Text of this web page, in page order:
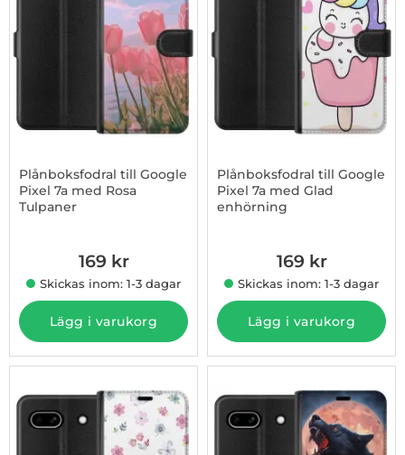
Plånboksfodral till Google
Pixel 7a med Rosa
Tulpaner
169 kr
Skickas inom: 1-3 dagar
Lägg i varukorg
Plånboksfodral till Google
Pixel 7a med Glad
enhörning
169 kr
Skickas inom: 1-3 dagar
Lägg i varukorg